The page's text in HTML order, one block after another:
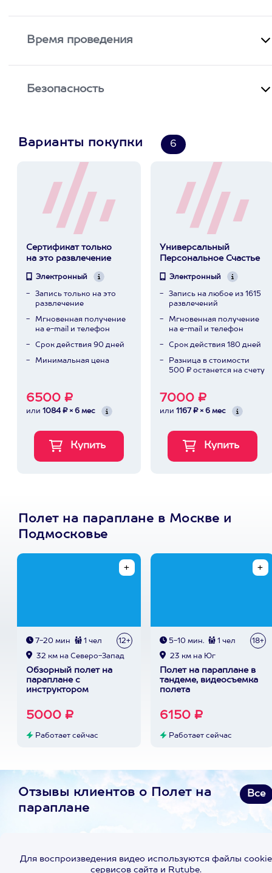
Время проведения
Безопасность
Варианты покупки 6
Сертификат только
на это развлечение
Электронный
Запись только на это
развлечение
Мгновенная получение
на e-mail и телефон
Срок действия 90 дней
Минимальная цена
6500 ₽
или 1084 ₽ × 6 мес
Универсальный
Персональное Счастье
Электронный
Запись на любое из 1615
развлечений
Мгновенная получение
на e-mail и телефон
Срок действия 180 дней
Разница в стоимости
500 ₽ останется на счету
7000 ₽
или 1167 ₽ × 6 мес
Полет на параплане в Москве и
Подмосковье
7-20 мин 1 чел 12+
32 км на Северо-Запад
Обзорный полет на
параплане с
инструктором
5000 ₽
Работает сейчас
5-10 мин. 1 чел 18+
23 км на Юг
Полет на параплане в
тандеме, видеосъемка
полета
6150 ₽
Работает сейчас
Отзывы клиентов о Полет на
параплане
Все
Для воспроизведения видео используются файлы cookie
сервисов сайта и Rutube.